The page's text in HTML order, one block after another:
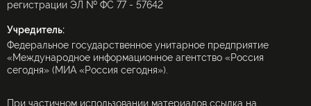
регистрации ЭЛ № ФС 77 - 57642
Учредитель:
Федеральное государственное унитарное предприятие
«Международное информационное агентство «Россия
сегодня» (МИА «Россия сегодня»).
При частичном использовании материалов ссылка на